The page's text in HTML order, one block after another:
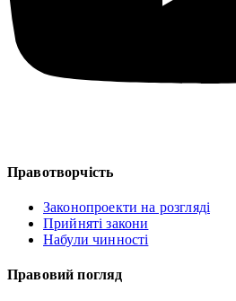
Правотворчість
Законопроекти на розгляді
Прийняті закони
Набули чинності
Правовий погляд